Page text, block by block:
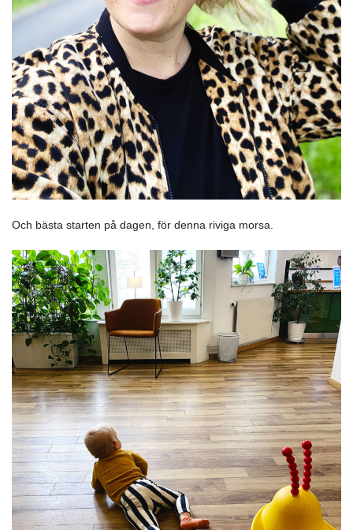
Och bästa starten på dagen, för denna riviga morsa.